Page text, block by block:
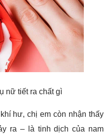
nữ tiết ra chất gì
hư, chị em còn nhận thấy
ra – là tinh dịch của nam